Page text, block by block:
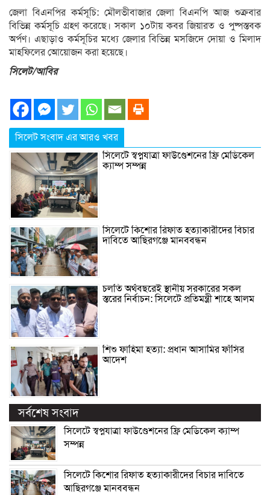
জেলা বিএনপির কর্মসূচি: মৌলভীবাজার জেলা বিএনপি আজ শুক্রবার
বিভিন্ন কর্মসূচি গ্রহণ করেছে। সকাল ১০টায় কবর জিয়ারত ও পুষ্পস্তবক
অর্পণ। এছাড়াও কর্মসূচির মধ্যে জেলার বিভিন্ন মসজিদে দোয়া ও মিলাদ
মাহফিলের অোয়োজন করা হয়েছে।
সিলেট/আবির
সিলেট সংবাদ এর আরও খবর
সিলেটে স্বপ্নযাত্রা ফাউণ্ডেশনের ফ্রি মেডিকেল
ক্যাম্প সম্পন্ন
সিলেটে কিশোর রিফাত হত্যাকারীদের বিচার
দাবিতে আছিরগঞ্জে মানববন্ধন
চলতি অর্থবছরেই স্থানীয় সরকারের সকল
স্তরের নির্বাচন: সিলেটে প্রতিমন্ত্রী শাহে আলম
শিশু ফাহিমা হত্যা: প্রধান আসামির ফাঁসির
আদেশ
সর্বশেষ সংবাদ
সিলেটে স্বপ্নযাত্রা ফাউণ্ডেশনের ফ্রি মেডিকেল ক্যাম্প
সম্পন্ন
সিলেটে কিশোর রিফাত হত্যাকারীদের বিচার দাবিতে
আছিরগঞ্জে মানববন্ধন